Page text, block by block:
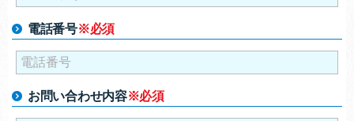
電話番号※必須
お問い合わせ内容※必須